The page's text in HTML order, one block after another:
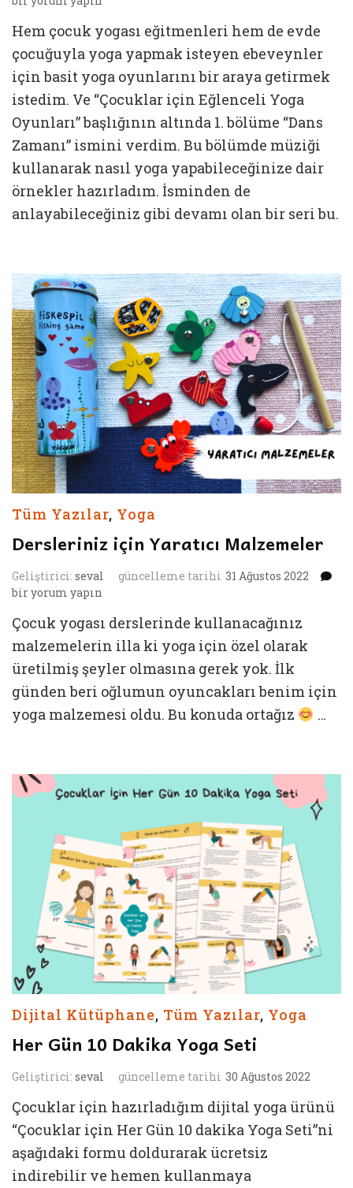
Hem çocuk yogası eğitmenleri hem de evde
çocuğuyla yoga yapmak isteyen ebeveynler
için basit yoga oyunlarını bir araya getirmek
istedim. Ve “Çocuklar için Eğlenceli Yoga
Oyunları” başlığının altında 1. bölüme “Dans
Zamanı” ismini verdim. Bu bölümde müziği
kullanarak nasıl yoga yapabileceğinize dair
örnekler hazırladım. İsminden de
anlayabileceğiniz gibi devamı olan bir seri bu.
Tüm Yazılar, Yoga
Dersleriniz için Yaratıcı Malzemeler
Geliştirici: seval güncelleme tarihi 31 Ağustos 2022
bir yorum yapın
Çocuk yogası derslerinde kullanacağınız
malzemelerin illa ki yoga için özel olarak
üretilmiş şeyler olmasına gerek yok. İlk
günden beri oğlumun oyuncakları benim için
yoga malzemesi oldu. Bu konuda ortağız
…
Dijital Kütüphane, Tüm Yazılar, Yoga
Her Gün 10 Dakika Yoga Seti
Geliştirici: seval güncelleme tarihi 30 Ağustos 2022
Çocuklar için hazırladığım dijital yoga ürünü
“Çocuklar için Her Gün 10 dakika Yoga Seti”ni
aşağıdaki formu doldurarak ücretsiz
indirebilir ve hemen kullanmaya